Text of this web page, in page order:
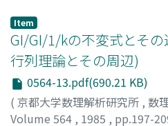
Item
GI/GI/1/kの不変式とそ
行列理論とその周辺)
0564-13.pdf(690.21 KB)
( 京都大学数理解析研究所 , 数
Volume 564 , 1985 , pp.197-